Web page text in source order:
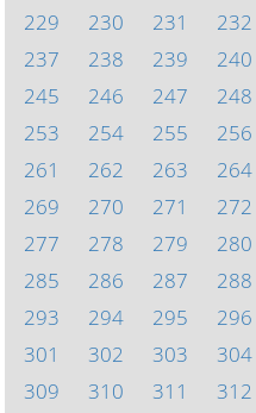
229
230 231 232
237
238 239 240
245
246 247 248
253
254 255 256
261
262 263 264
269
270 271 272
277
278 279 280
285
286 287 288
293
294 295 296
301
302 303 304
309
310 311 312